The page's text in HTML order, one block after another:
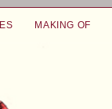
MAKING OF